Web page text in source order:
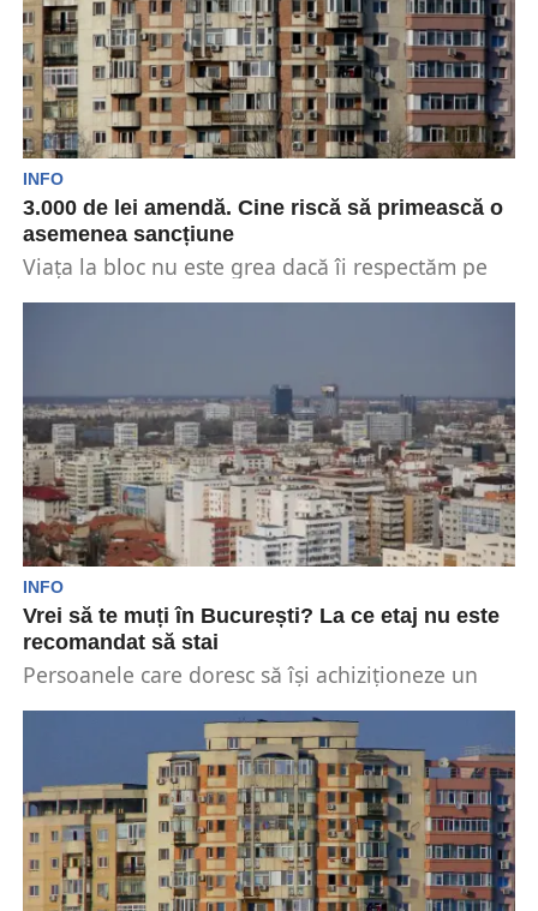
INFO
3.000 de lei amendă. Cine riscă să primească o
asemenea sancțiune
Viața la bloc nu este grea dacă îi respectăm pe
INFO
Vrei să te muți în București? La ce etaj nu este
recomandat să stai
Persoanele care doresc să își achiziționeze un